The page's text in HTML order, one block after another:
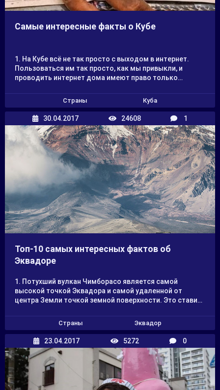
Самые интересные факты о Кубе
1. На Кубе всё не так просто с выходом в интернет.
Пользоваться им так просто, как мы привыкли, и
проводить интернет дома имеют право только
кубинцев же выход в интернет жестко ограничен:
действуют запреты на множество сайтов (бывает что
выйти в международную сеть вообще невозможно).
Иметь свою собственную личную почту и
пользоваться ею, скажем, с телефона, кубинцам
разрешилось сравнительно недавно. Но и она именная
и контролируется специальными государственными
страктурами.
Дело в том, что на Кубе всё еще действует
ограничение права на свободное самовыражение. В
рейтингах стран с самой жёсткой цензурой Куба уже
который год находится в первой десятке.
Страны Куба
30.04.2017 24608 1
Топ-10 самых интересных фактов об
Эквадоре
1. Потухший вулкан Чимборасо является самой
высокой точкой Эквадора и самой удаленной от
центра Земли точкой земной поверхности. Это ставит
на Земле является Эверест! Извержение этого вулкана
происходило очень давно – где-то в первом
тысячелетии нашей эры.
Страны Эквадор
23.04.2017 5272 0